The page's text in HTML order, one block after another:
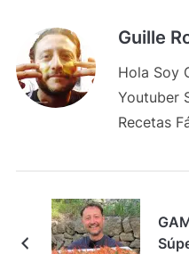
Guille
Hola Soy
Youtuber
Recetas